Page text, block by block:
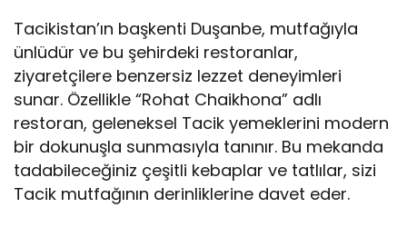
Tacikistan’ın başkenti Duşanbe, mutfağıyla
ünlüdür ve bu şehirdeki restoranlar,
ziyaretçilere benzersiz lezzet deneyimleri
sunar. Özellikle “Rohat Chaikhona” adlı
restoran, geleneksel Tacik yemeklerini modern
bir dokunuşla sunmasıyla tanınır. Bu mekanda
tadabileceğiniz çeşitli kebaplar ve tatlılar, sizi
Tacik mutfağının derinliklerine davet eder.